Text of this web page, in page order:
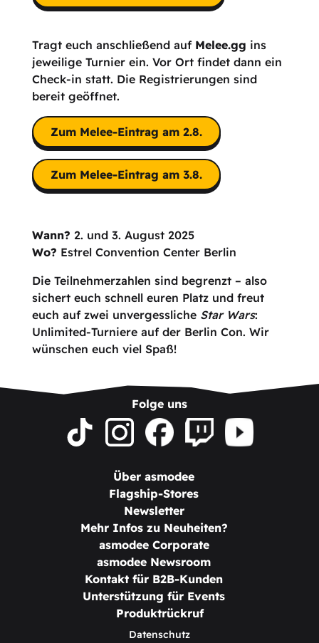
Tragt euch anschließend auf Melee.gg ins
jeweilige Turnier ein. Vor Ort findet dann ein
Check-in statt. Die Registrierungen sind
bereit geöffnet.
Zum Melee-Eintrag am 2.8.
Zum Melee-Eintrag am 3.8.
Wann? 2. und 3. August 2025
Wo? Estrel Convention Center Berlin
Die Teilnehmerzahlen sind begrenzt – also
sichert euch schnell euren Platz und freut
euch auf zwei unvergessliche Star Wars:
Unlimited-Turniere auf der Berlin Con. Wir
wünschen euch viel Spaß!
Folge uns
Über asmodee
Flagship-Stores
Newsletter
Mehr Infos zu Neuheiten?
asmodee Corporate
asmodee Newsroom
Kontakt für B2B-Kunden
Unterstützung für Events
Produktrückruf
Datenschutz